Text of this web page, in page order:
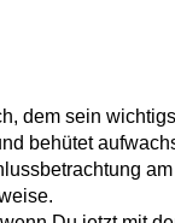
dem sein
behütet